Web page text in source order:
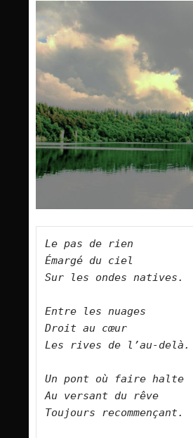
Le pas de rien
Émargé du ciel
Sur les ondes natives.
Entre les nuages
Droit au cœur
Les rives de l’au-delà.
Un pont où faire halte
Au versant du rêve
Toujours recommençant.